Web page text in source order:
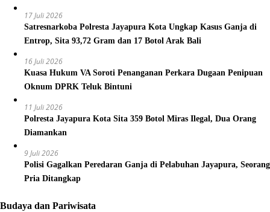
17 Juli 2026
Satresnarkoba Polresta Jayapura Kota Ungkap Kasus Ganja di
Entrop, Sita 93,72 Gram dan 17 Botol Arak Bali
16 Juli 2026
Kuasa Hukum VA Soroti Penanganan Perkara Dugaan Penipuan
Oknum DPRK Teluk Bintuni
11 Juli 2026
Polresta Jayapura Kota Sita 359 Botol Miras Ilegal, Dua Orang
Diamankan
9 Juli 2026
Polisi Gagalkan Peredaran Ganja di Pelabuhan Jayapura, Seorang
Pria Ditangkap
Budaya dan Pariwisata